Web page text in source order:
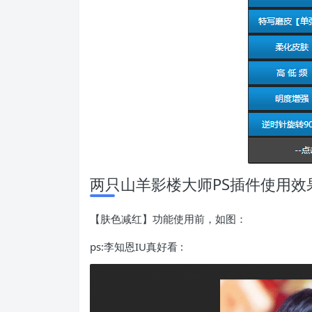
两只山羊影楼大师PS插件使用效
【肤色减红】功能使用前，如图：
ps:李知恩IU真好看 :